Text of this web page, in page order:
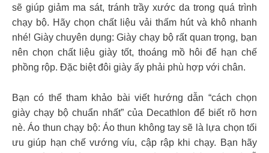
sẽ giúp giảm ma sát, tránh trầy xước da trong quá trình
chạy bộ. Hãy chọn chất liệu vải thấm hút và khô nhanh
nhé! Giày chuyên dụng: Giày chạy bộ rất quan trọng, bạn
nên chọn chất liệu giày tốt, thoáng mồ hôi để hạn chế
phồng rộp. Đặc biệt đôi giày ấy phải phù hợp với chân.
Bạn có thể tham khảo bài viết hướng dẫn “cách chọn
giày chạy bộ chuẩn nhất” của Decathlon để biết rõ hơn
nè. Áo thun chạy bộ: Áo thun không tay sẽ là lựa chọn tối
ưu giúp hạn chế vướng víu, cập rập khi chạy. Bạn hãy